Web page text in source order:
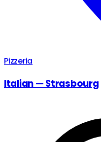
Pizzeria
Italian — Strasbourg